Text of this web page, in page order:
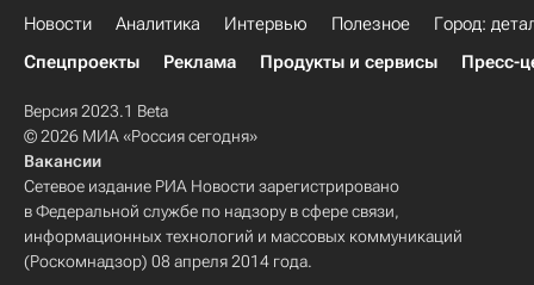
Новости Аналитика Интервью Полезное
Город:
Спецпроекты
Реклама Продукты и сервисы Пресс-
Версия 2023.1 Beta
© 2026 МИА «Россия сегодня»
Вакансии
Сетевое издание РИА Новости зарегистрировано
в Федеральной службе по надзору в сфере связи,
информационных технологий и массовых коммуникаций
(Роскомнадзор) 08 апреля 2014 года.